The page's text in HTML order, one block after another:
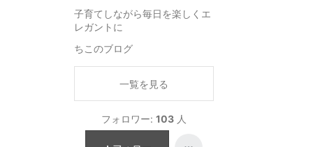
子育てしながら毎日を楽しくエ
レガントに
ちこのブログ
一覧を見る
フォロワー: 103 人